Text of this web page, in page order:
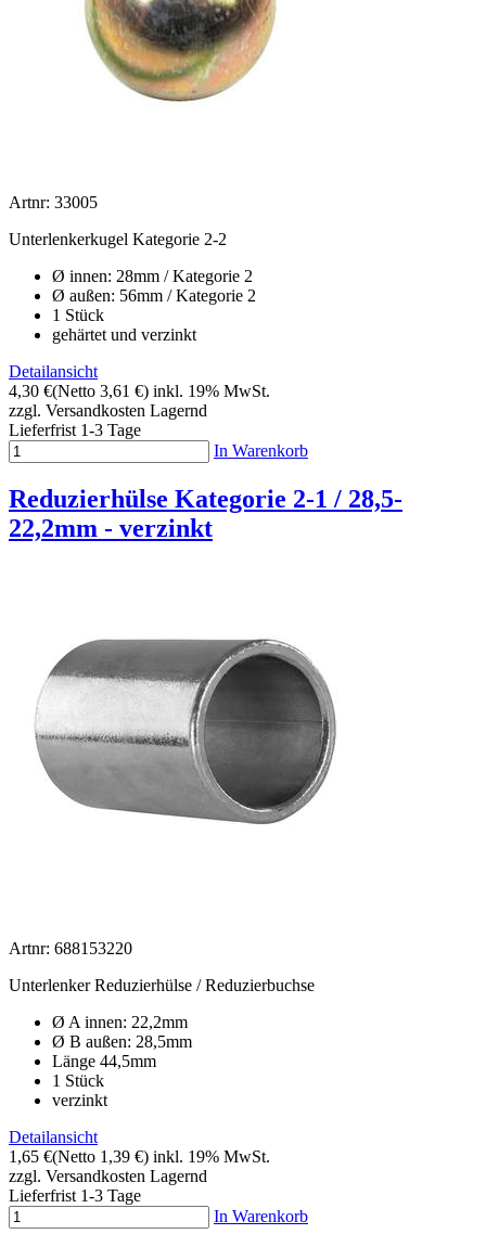
Artnr: 33005
Unterlenkerkugel Kategorie 2-2
Ø innen: 28mm / Kategorie 2
Ø außen: 56mm / Kategorie 2
1 Stück
gehärtet und verzinkt
Detailansicht
4,30 €(Netto 3,61 €) inkl. 19% MwSt.
zzgl. Versandkosten Lagernd
Lieferfrist 1-3 Tage
In Warenkorb
Reduzierhülse Kategorie 2-1 / 28,5-
22,2mm - verzinkt
Artnr: 688153220
Unterlenker Reduzierhülse / Reduzierbuchse
Ø A innen: 22,2mm
Ø B außen: 28,5mm
Länge 44,5mm
1 Stück
verzinkt
Detailansicht
1,65 €(Netto 1,39 €) inkl. 19% MwSt.
zzgl. Versandkosten Lagernd
Lieferfrist 1-3 Tage
In Warenkorb